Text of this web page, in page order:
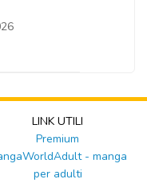
LINK UTILI
Premium
- manga
per adulti